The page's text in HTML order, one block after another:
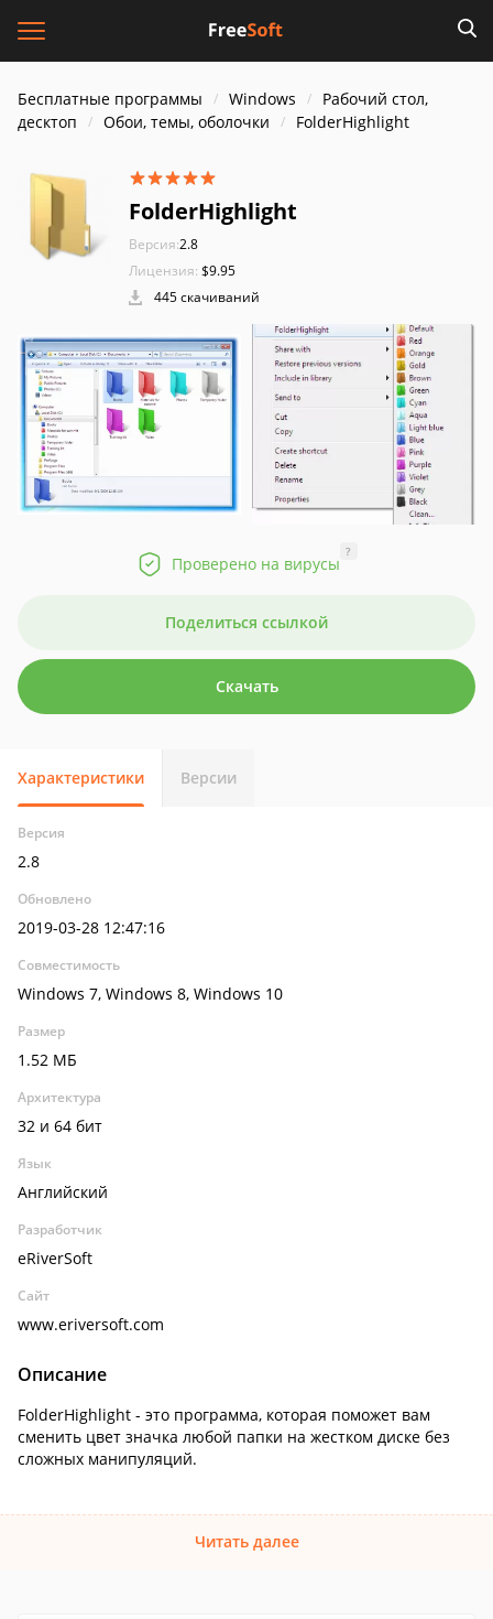
Бесплатные программы Windows
Рабочий стол,
десктоп
Обои, темы, оболочки FolderHighlight
FolderHighlight
Версия:2.8
Лицензия: $9.95
445 скачиваний
Проверено на вирусы
?
Поделиться ссылкой
Скачать
Характеристики Версии
Версия
2.8
Обновлено
2019-03-28 12:47:16
Совместимость
Windows 7, Windows 8, Windows 10
Размер
1.52 МБ
Архитектура
32 и 64 бит
Язык
Английский
Разработчик
eRiverSoft
Сайт
www.eriversoft.com
Описание
FolderHighlight - это программа, которая поможет вам
сменить цвет значка любой папки на жестком диске без
сложных манипуляций.
Читать далее